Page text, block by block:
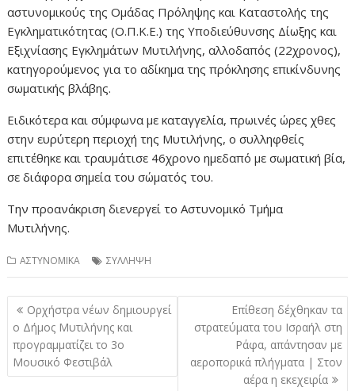
αστυνομικούς της Ομάδας Πρόληψης και Καταστολής της
Εγκληματικότητας (Ο.Π.Κ.Ε.) της Υποδιεύθυνσης Δίωξης και
Εξιχνίασης Εγκλημάτων Μυτιλήνης, αλλοδαπός (22χρονος),
κατηγορούμενος για το αδίκημα της πρόκλησης επικίνδυνης
σωματικής βλάβης.
Ειδικότερα και σύμφωνα με καταγγελία, πρωινές ώρες χθες
στην ευρύτερη περιοχή της Μυτιλήνης, ο συλληφθείς
επιτέθηκε και τραυμάτισε 46χρονο ημεδαπό με σωματική βία,
σε διάφορα σημεία του σώματός του.
Την προανάκριση διενεργεί το Αστυνομικό Τμήμα
Μυτιλήνης.
ΑΣΤΥΝΟΜΙΚΑ ΣΥΛΛΗΨΗ
Πλοήγηση
άρθρων
Ορχήστρα νέων δημιουργεί
ο Δήμος Μυτιλήνης και
προγραμματίζει το 3ο
Μουσικό Φεστιβάλ
Επίθεση δέχθηκαν τα
στρατεύματα του Ισραήλ στη
Ράφα, απάντησαν με
αεροπορικά πλήγματα | Στον
αέρα η εκεχειρία